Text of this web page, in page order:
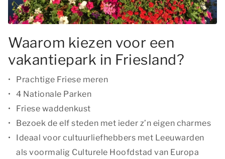
Waarom kiezen voor een
vakantiepark in Friesland?
Prachtige Friese meren
4 Nationale Parken
Friese waddenkust
Bezoek de elf steden met ieder z’n eigen charmes
Ideaal voor cultuurliefhebbers met Leeuwarden
als voormalig Culturele Hoofdstad van Europa